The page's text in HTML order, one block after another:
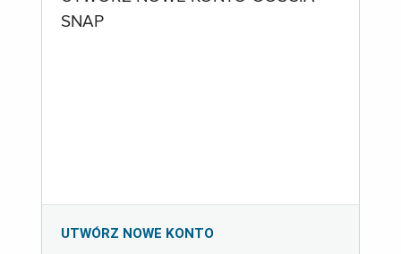
SNAP
UTWÓRZ NOWE KONTO